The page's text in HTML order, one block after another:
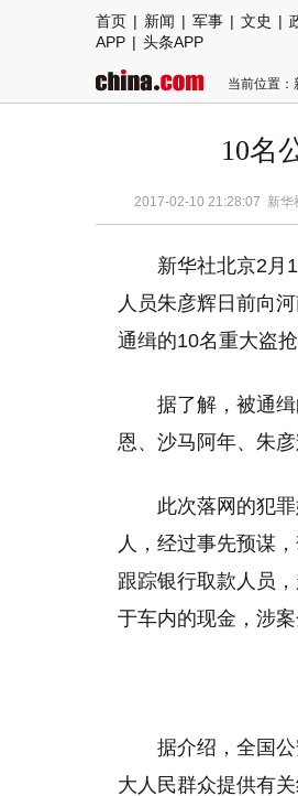
首页 | 新闻 | 军事 | 文史 |
APP | 头条APP
当前位置：
10名
2017-02-10 21:28:07 新
新华社北京2月
人员朱彦辉日前向
通缉的10名重大盗
据了解，被通
恩、沙马阿年、朱
此次落网的犯
人，经过事先预谋
跟踪银行取款人员
于车内的现金，涉
据介绍，全国
大人民群众提供有